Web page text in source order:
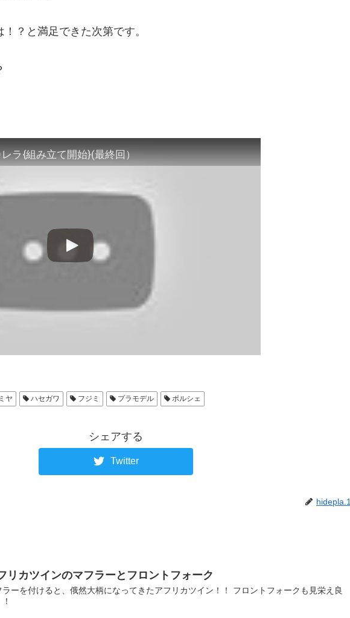
？と満足できた次第です。
ラ{組み立て開始}(最終回）
ヤ ハセガワ フジミ プラモデル ポルシェ
シェアする
Twitter
hidepla.1
リカツインのマフラーとフロントフォーク
ラーを付けると、俄然大柄になってきたアフリカツイン！！ フロントフォークも見栄え良